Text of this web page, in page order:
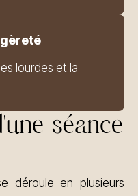
lourdes et la
séance
déroule en plusieurs